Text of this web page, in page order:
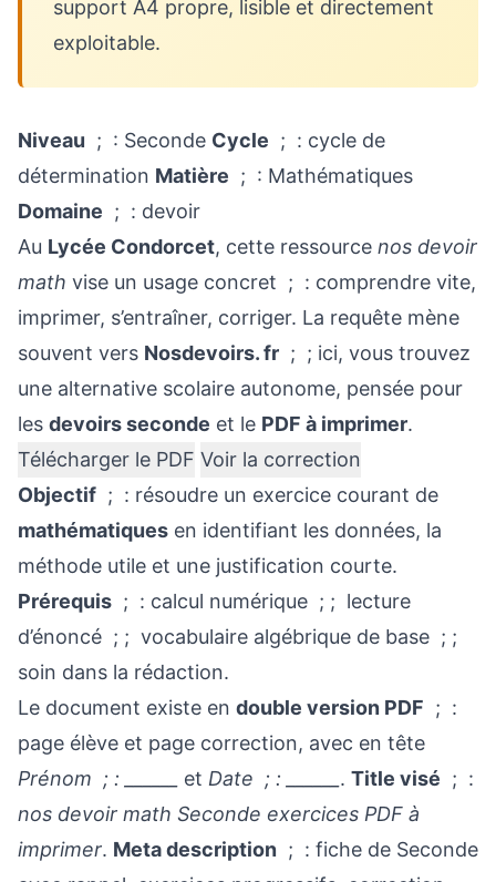
support A4 propre, lisible et directement
exploitable.
Niveau ; : Seconde Cycle ; : cycle de
détermination Matière ; : Mathématiques
Domaine ; : devoir
Au Lycée Condorcet, cette ressource nos devoir
math vise un usage concret ; : comprendre vite,
imprimer, s’entraîner, corriger. La requête mène
souvent vers Nosdevoirs. fr ; ; ici, vous trouvez
une alternative scolaire autonome, pensée pour
les devoirs seconde et le PDF à imprimer.
Télécharger le PDF Voir la correction
Objectif ; : résoudre un exercice courant de
mathématiques en identifiant les données, la
méthode utile et une justification courte.
Prérequis ; : calcul numérique ; ; lecture
d’énoncé ; ; vocabulaire algébrique de base ; ;
soin dans la rédaction.
Le document existe en double version PDF ; :
page élève et page correction, avec en tête
Prénom ; : ______
et Date ; : ______ . Title visé ; :
nos devoir math Seconde exercices PDF à
imprimer. Meta description ; : fiche de Seconde